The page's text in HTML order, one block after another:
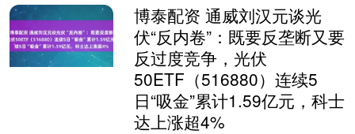
博泰配资 通威刘汉元谈光
伏“反内卷”：既要反垄断又要
反过度竞争，光伏
50ETF（516880）连续5
日“吸金”累计1.59亿元，科士
达上涨超4%